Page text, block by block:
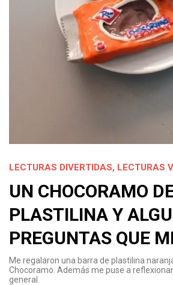
LECTURAS DIVERTIDAS, LECTURAS
UN CHOCORAMO
PLASTILINA Y
PREGUNTAS QUE
Me regalaron una barra de plastilina
Chocoramo. Además me puse a
general.